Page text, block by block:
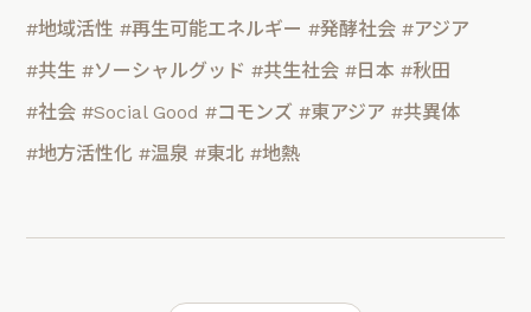
#地域活性 #再生可能エネルギー #発酵社会 #アジア
#共生 #ソーシャルグッド #共生社会 #日本 #秋田
#社会 #Social Good #コモンズ #東アジア #共異体
#地方活性化 #温泉 #東北 #地熱